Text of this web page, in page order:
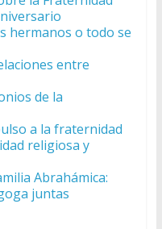
hermanos o todo se
entre
de la
a la fraternidad
religiosa y
Abrahámica:
juntas